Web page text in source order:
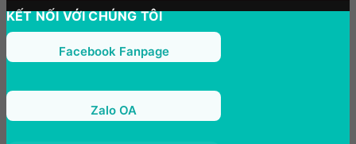
KẾT NỐI VỚI CHÚNG TÔI
Facebook Fanpage
Zalo OA